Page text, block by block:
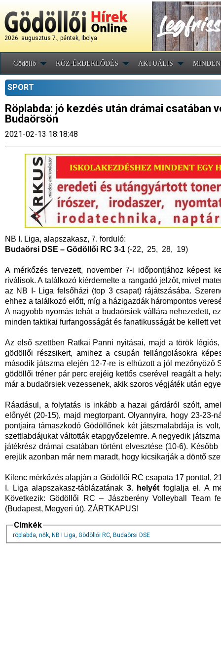
2026. augusztus 7., péntek, Ibolya
Gödöllő KÖZ-ÉRDEKLŐDÉS AKTUÁLIS
SPORT
Röplabda: jó kezdés után drámai csatában
Budaörsön
2021-02-13 18:18:48
NB I. Liga, alapszakasz, 7. forduló:
Budaörsi DSE – Gödöllői RC 3-1 (-22, 25, 28, 19)
A mérkőzés tervezett, november 7-i időpontjához képest
riválisok. A találkozó kiérdemelte a rangadó jelzőt, mivel
az NB I- Liga felsőházi (top 3 csapat) rájátszásába.
ehhez a találkozó előtt, míg a házigazdák hárompontos
A nagyobb nyomás tehát a budaörsiek vállára nehezedett,
minden taktikai furfangosságát és fanatikusságát be kellett
Az első szettben Ratkai Panni nyitásai, majd a török
gödöllői részsikert, amihez a csupán fellángolásokra
második játszma elején 12-7-re is elhúzott a jól mezőnyöző
gödöllői tréner pár perc erejéig kettős cserével reagált a
már a budaörsiek vezessenek, akik szoros végjáték után
Ráadásul, a folytatás is inkább a hazai gárdáról szólt,
előnyét (20-15), majd megtorpant. Olyannyira, hogy 23-23-
pontjaira támaszkodó Gödöllőnek két játszmalabdája is
szettlabdájukat váltották etapgyőzelemre. A negyedik
játékrész drámai csatában történt elvesztése (10-6).
erejük azonban már nem maradt, hogy kicsikarják a döntő
Kilenc mérkőzés alapján a Gödöllői RC csapata 17 ponttal,
I. Liga alapszakasz-táblázatának 3. helyét foglalja el. A
Következik: Gödöllői RC – Jászberény Volleyball Team
(Budapest, Megyeri út). ZÁRTKAPUS!
Címkék
röplabda, nők, NB I Liga, Gödöllői RC, Budaörsi DSE